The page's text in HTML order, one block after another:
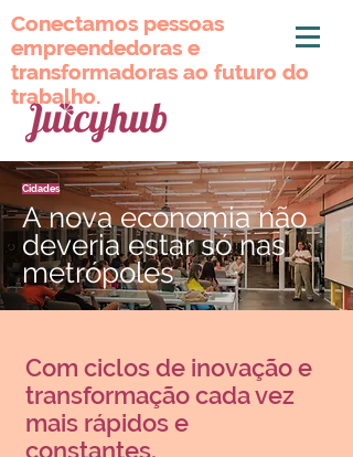
Conectamos pessoas
empreendedoras e
transformadoras ao futuro do
trabalho.
Conectamos pessoas
empreendedoras e
transformadoras ao futuro do
trabalho.
Cidades
A nova economia não
deveria estar só nas
metrópoles
Com ciclos de inovação e
transformação cada vez
mais rápidos e
constantes,